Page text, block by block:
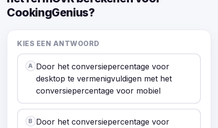
CookingGenius?
KIES EEN ANTWOORD
A Door het conversiepercentage voor
desktop te vermenigvuldigen met het
conversiepercentage voor mobiel
B Door het conversiepercentage voor